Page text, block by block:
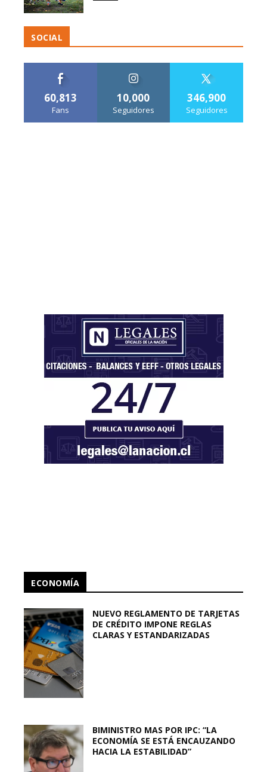
SOCIAL
60,813
Fans
10,000
Seguidores
346,900
Seguidores
ECONOMÍA
NUEVO REGLAMENTO DE TARJETAS
DE CRÉDITO IMPONE REGLAS
CLARAS Y ESTANDARIZADAS
BIMINISTRO MAS POR IPC: “LA
ECONOMÍA SE ESTÁ ENCAUZANDO
HACIA LA ESTABILIDAD”